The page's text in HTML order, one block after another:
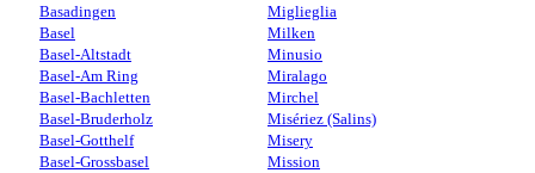
Basadingen
Basel
Basel-Altstadt
Basel-Am Ring
Basel-Bachletten
Basel-Bruderholz
Basel-Gotthelf
Basel-Grossbasel
Miglieglia
Milken
Minusio
Miralago
Mirchel
Misériez (Salins)
Misery
Mission